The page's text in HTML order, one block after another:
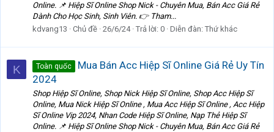
Online. 📌 Hiệp Sĩ Online Shop Nick - Chuyên Mua, Bán Acc Giá Rẻ
Dành Cho Học Sinh, Sinh Viên. 👉 Tham...
kdvang13
Chủ đề 26/6/24 Trả lời: 0 Diễn đàn: Thứ khác
K Toàn quốc
Mua Bán Acc Hiệp Sĩ Online Giá Rẻ Uy Tín
2024
Shop Hiệp Sĩ Online, Shop Nick Hiệp Sĩ Online, Shop Acc Hiệp Sĩ
Online, Mua Nick Hiệp Sĩ Online , Mua Acc Hiệp Sĩ Online , Acc Hiệp
Sĩ Online Vip 2024, Nhan Code Hiệp Sĩ Online, Nạp Thẻ Hiệp Sĩ
Online. 📌 Hiệp Sĩ Online Shop Nick - Chuyên Mua, Bán Acc Giá Rẻ